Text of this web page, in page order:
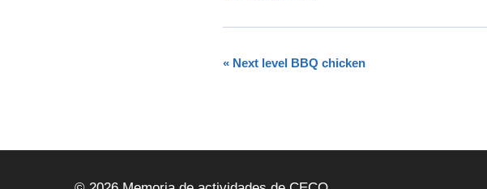
Navegación
Evento
« Next level BBQ chicken